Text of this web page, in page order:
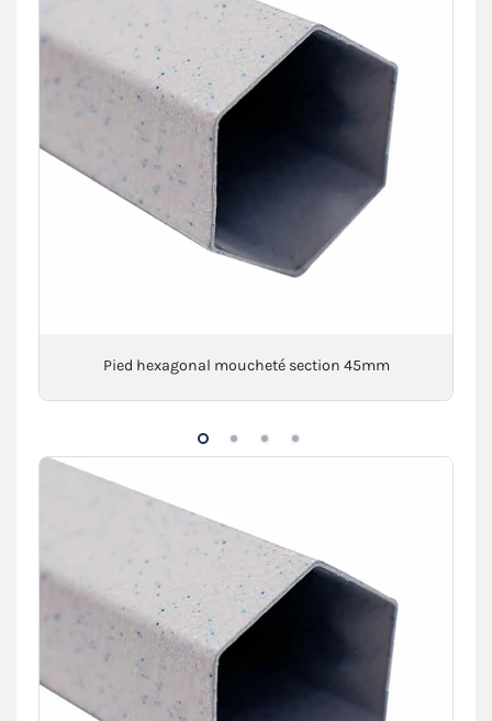
Pied hexagonal moucheté section 45mm